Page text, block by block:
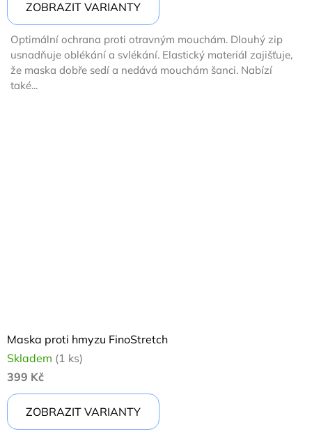
ZOBRAZIT VARIANTY
Optimální ochrana proti otravným mouchám. Dlouhý zip
usnadňuje oblékání a svlékání. Elastický materiál zajišťuje,
že maska ​​dobře sedí a nedává mouchám šanci. Nabízí
také...
Maska proti hmyzu FinoStretch
Skladem (1 ks)
399 Kč
ZOBRAZIT VARIANTY